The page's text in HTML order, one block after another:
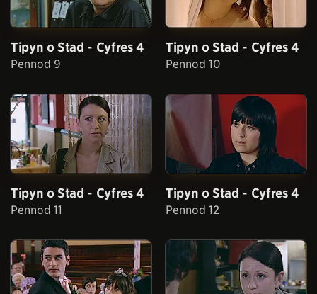
Tipyn o Stad - Cyfres 4
Pennod 9
Tipyn o Stad - Cyfres 4
Pennod 10
Tipyn o Stad - Cyfres 4
Pennod 11
Tipyn o Stad - Cyfres 4
Pennod 12